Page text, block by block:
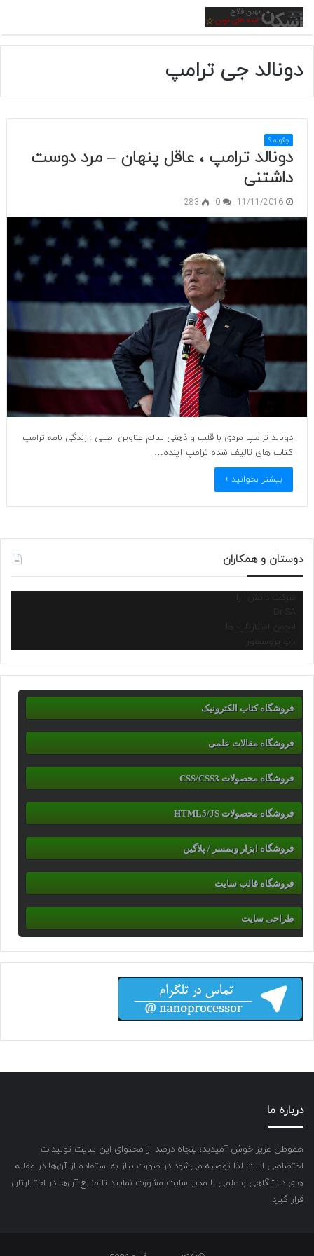
منو
دونالد جی ترامپ
چگونه ؟
دونالد ترامپ ، عاقل پنهان – مرد دوست
داشتنی
11/11/2016
0
283
دونالد ترامپ مردی با قلب و ذهنی سالم عناوین اصلی : زندگی نامه ترامپ
کتاب های تالیف شده ترامپ آینده…
بیشتر بخوانید »
دوستان و همکاران
شرکت دانش آرا
انجمن استارتاپ ها
نانو پروسسور
فروشگاه کتاب الکترونیک
فروشگاه مقالات علمی
فروشگاه محصولات CSS/CSS3
فروشگاه محصولات HTML5/JS
فروشگاه ابزار وبمسر / پلاگین
فروشگاه قالب سایت
طراحی سایت
درباره ما
هموطن عزیز خوش آمیدید؛ پنجاه درصد از محتوای این سایت تولیدات
اختصاصی است لذا توصیه می‌شود در صورت نیاز به استفاده از آن‌ها در مقاله
های دانشگاهی و علمی با مدیر سایت مشورت نمایید تا منابع آن‌ها در اختیارتان
قرار گیرد.